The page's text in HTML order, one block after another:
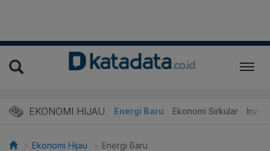
EKONOMI HIJAU Energi Baru Ekonomi Sirkular
Ekonomi Hijau Energi Baru